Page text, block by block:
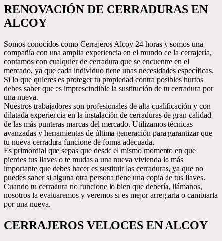
RENOVACIÓN DE CERRADURAS EN
ALCOY
Somos conocidos como Cerrajeros Alcoy 24 horas y somos una
compañía con una amplia experiencia en el mundo de la cerrajería,
contamos con cualquier de cerradura que se encuentre en el
mercado, ya que cada individuo tiene unas necesidades específicas.
Si lo que quieres es proteger tu propiedad contra posibles hurtos
debes saber que es imprescindible la sustitución de tu cerradura por
una nueva.
Nuestros trabajadores son profesionales de alta cualificación y con
dilatada experiencia en la instalación de cerraduras de gran calidad
de las más punteras marcas del mercado. Utilizamos técnicas
avanzadas y herramientas de última generación para garantizar que
tu nueva cerradura funcione de forma adecuada.
Es primordial que sepas que desde el mismo momento en que
pierdes tus llaves o te mudas a una nueva vivienda lo más
importante que debes hacer es sustituir las cerraduras, ya que no
puedes saber si alguna otra persona tiene una copia de tus llaves.
Cuando tu cerradura no funcione lo bien que debería, llámanos,
nosotros la evaluaremos y veremos si es mejor arreglarla o cambiarla
por una nueva.
CERRAJEROS VELOCES EN ALCOY